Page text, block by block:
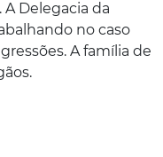
Delegacia da
no caso
A família de